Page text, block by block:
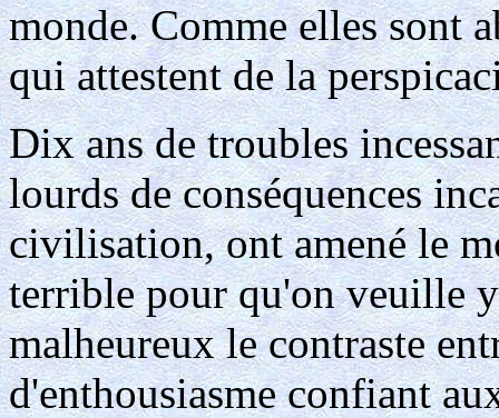
monde. Comme elles sont
qui attestent de la
Dix ans de troubles
lourds de conséquences
civilisation, ont amené le
terrible pour qu'on veuille
malheureux le contraste
d'enthousiasme confiant